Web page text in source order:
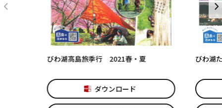
びわ湖高島旅季行 2021春・夏
ダウンロード
びわ湖